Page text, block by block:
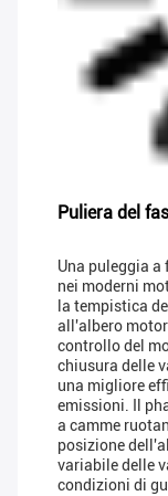
Puliera del
Una puleggia a
nei moderni
la tempistica
all'albero
controllo del
chiusura delle
una migliore
emissioni. Il
a camme
posizione
variabile delle
condizioni di